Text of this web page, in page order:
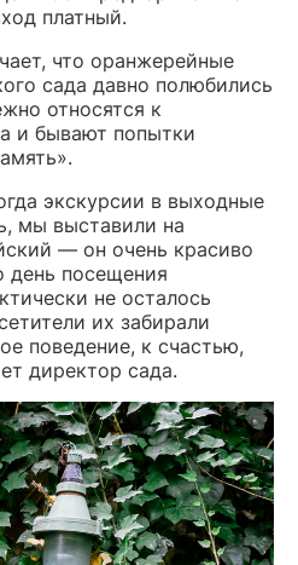
платный.
что оранжерейные
сада давно полюбились
относятся к
и бывают попытки
экскурсии в выходные
мы выставили на
— он очень красиво
день посещения
не осталось
их забирали
поведение, к счастью,
директор сада.